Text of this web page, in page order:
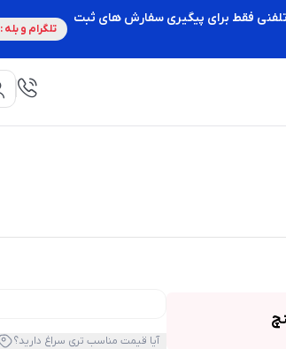
تلفنی فقط برای پیگیری سفارش های ثبت
تلگرام و بله : 09982560002 | mahdia_vision@
آیا قیمت مناسب تری سراغ دارید؟